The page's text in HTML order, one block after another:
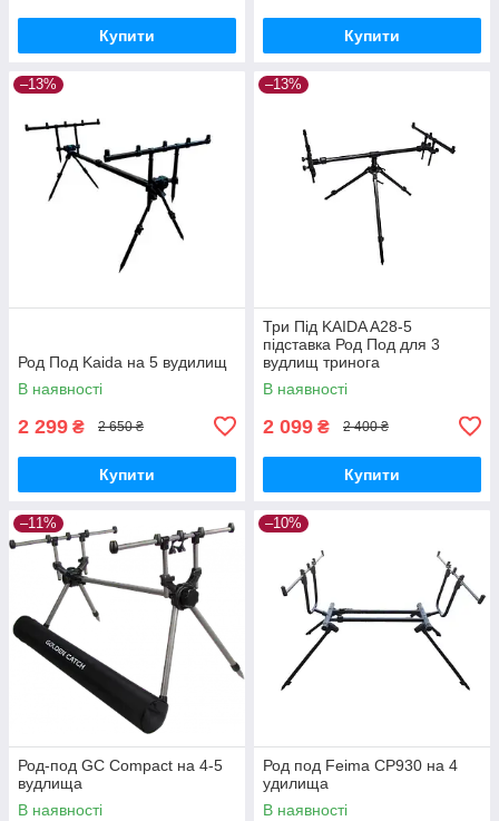
Купити Купити
–13%
Род Под Kaida на 5 вудилищ
В наявності
2 299 ₴ 2 650 ₴
Купити
–13%
Три Під KAIDA A28-5
підставка Род Под для 3
вудлищ тринога
В наявності
2 099 ₴ 2 400 ₴
Купити
–11%
Род-под GC Compact на 4-5
вудлища
В наявності
–10%
Род под Feima СР930 на 4
удилища
В наявності